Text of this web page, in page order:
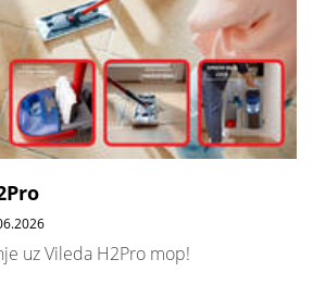
uz Vileda H2Pro mop!